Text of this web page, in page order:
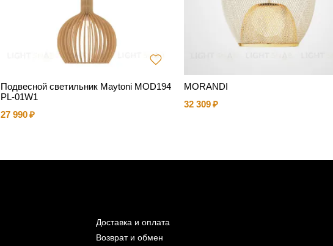
Подвесной светильник Maytoni MOD194
PL-01W1
27 990
MORANDI
32 309
Доставка и оплата
Возврат и обмен